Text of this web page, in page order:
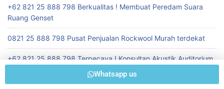
+62 821 25 888 798 Berkualitas ! Membuat Peredam Suara
Ruang Genset
0821 25 888 798 Pusat Penjualan Rockwool Murah terdekat
+62 821 25 888 798 Terpecaya ! Konsultan Akustik Auditorium
+62 821 25 888 798 Berkualitas ! Toko Penjual Peredam Suara
Whatsapp us